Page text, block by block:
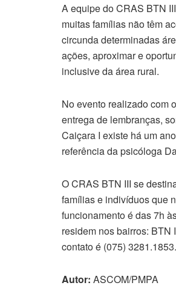
A equipe do CRAS BTN
muitas famílias não têm
circunda determinadas
ações, aproximar e
inclusive da área rural.
No evento realizado com
entrega de lembranças,
Caiçara I existe há um
referência da psicóloga
O CRAS BTN III se
famílias e indivíduos que
funcionamento é das 7h
residem nos bairros: BTN
contato é (075) 3281.1853.
Autor: ASCOM/PMPA